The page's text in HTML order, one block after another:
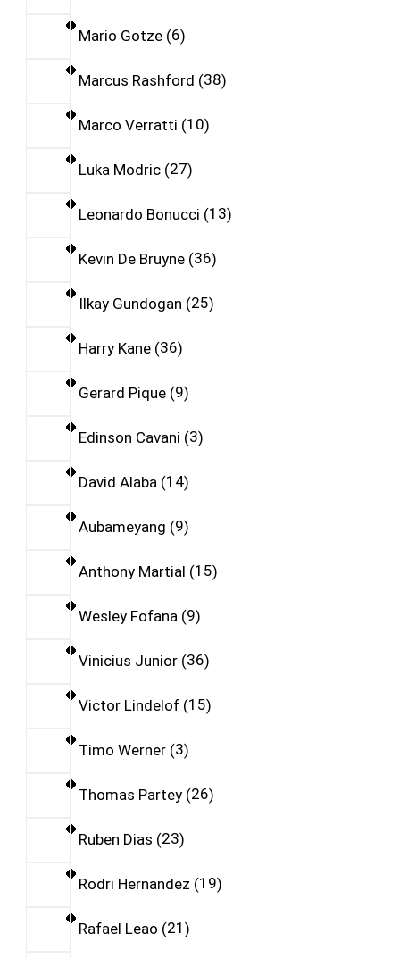
Mario Gotze 6
Marcus Rashford 38
Marco Verratti 10
Luka Modric 27
Leonardo Bonucci 13
Kevin De Bruyne 36
Ilkay Gundogan 25
Harry Kane 36
Gerard Pique 9
Edinson Cavani 3
David Alaba 14
Aubameyang 9
Anthony Martial 15
Wesley Fofana 9
Vinicius Junior 36
Victor Lindelof 15
Timo Werner 3
Thomas Partey 26
Ruben Dias 23
Rodri Hernandez 19
Rafael Leao 21